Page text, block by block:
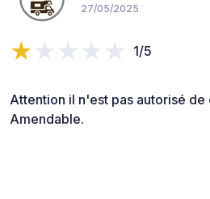
27/05/2025
1/5
Attention il n'est pas autorisé
Amendable.